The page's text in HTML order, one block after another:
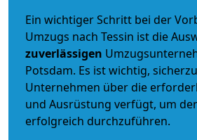
Ein wichtiger Schritt bei der
Umzugs nach Tessin ist die
zuverlässigen
Potsdam. Es ist wichtig,
Unternehmen über die
und Ausrüstung verfügt, um
erfolgreich durchzuführen.